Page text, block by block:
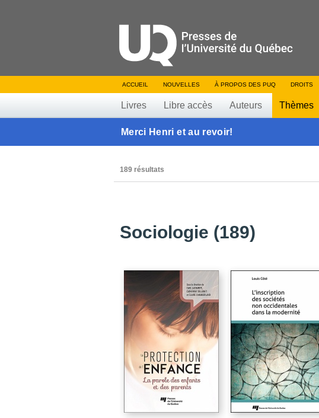
ACCUEIL NOUVELLES À PROPOS DES PUQ DROITS
Livres Libre accès Auteurs Thèmes
Merci Henri et au revoir!
189 résultats
Sociologie (189)